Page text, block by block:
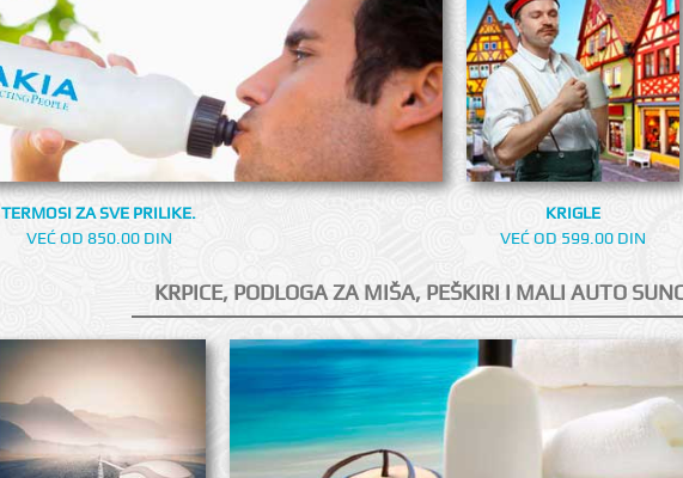
TERMOSI ZA SVE PRILIKE.
VEĆ OD 850.00 DIN
KRIGLE
VEĆ OD 599.00 DIN
KRPICE, PODLOGA ZA MIŠA, PEŠKIRI I MALI AUTO